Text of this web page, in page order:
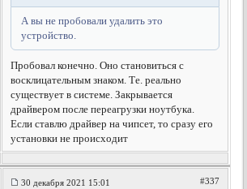
А вы не пробовали удалить это
устройство.
Пробовал конечно. Оно становиться с
восклицательным знаком. Те. реально
существует в системе. Закрывается
драйвером после переагрузки ноутбука.
Если ставлю драйвер на чипсет, то сразу его
установки не происходит
30 декабря 2021 15:01 #337